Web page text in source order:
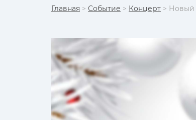
Главная > Событие > Концерт > Новый